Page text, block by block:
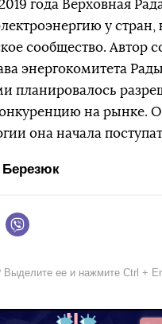
года Верховная
у
сообщество. Автор
энергокомитета
планировалось
на рынке.
она начала
Telegram
Выделите ее и нажмите Ctrl +